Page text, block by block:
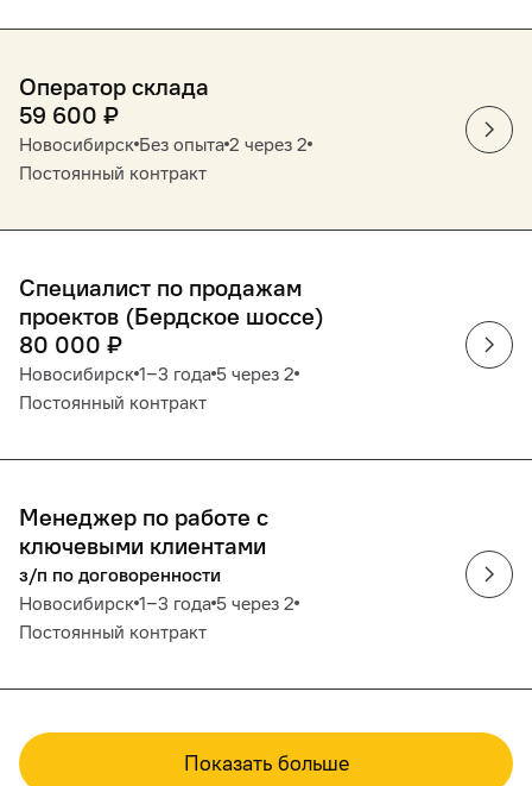
Оператор склада
59 600 ₽
Новосибирск Без опыта 2 через 2
Постоянный контракт
Специалист по продажам
проектов (Бердское шоссе)
80 000 ₽
Новосибирск 1‒3 года 5 через 2
Постоянный контракт
Менеджер по работе с
ключевыми клиентами
з/п по договоренности
Новосибирск 1‒3 года 5 через 2
Постоянный контракт
Показать больше